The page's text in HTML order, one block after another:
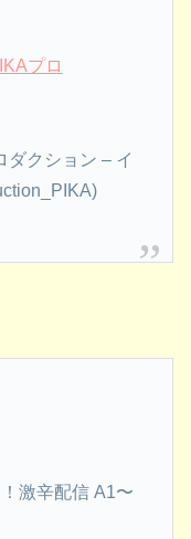
プロ
クション – イ
激辛配信 A1〜